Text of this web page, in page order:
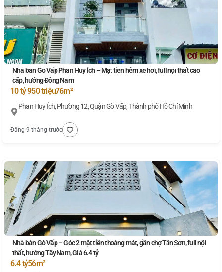
Nhà bán Gò Vấp Phan Huy Ích – Mặt tiền hẻm xe hơi, full nội thất cao
cấp, hướng Đông Nam
10 tỷ 950 triệu76m²
Phan Huy Ích, Phường 12, Quận Gò Vấp, Thành phố Hồ Chí Minh
Đăng 9 tháng trước
Nhà bán Gò Vấp – Góc 2 mặt tiền thoáng mát, gần chợ Tân Sơn, full nội
thất, hướng Tây Nam, Giá 6.4 tỷ
6.4 tỷ56m²